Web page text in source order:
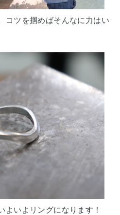
コツを掴めばそんなに力はい
よいよリングになります！